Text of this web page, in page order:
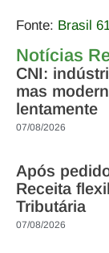
Fonte: Brasil
Notícias
CNI:
mas
lentamente
07/08/2026
Após
Receita
Tributária
07/08/2026